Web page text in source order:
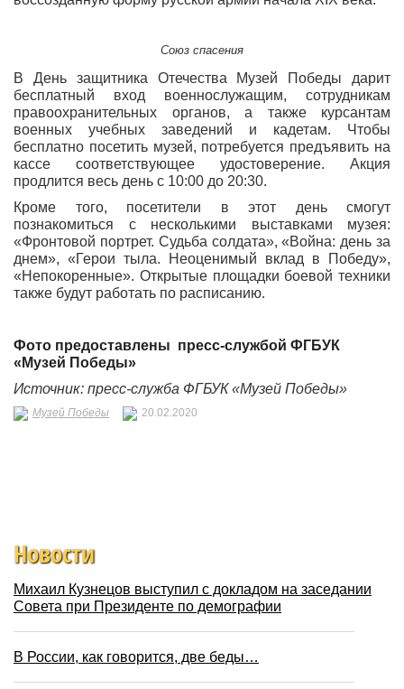
Союз спасения
В День защитника Отечества Музей Победы дарит
бесплатный вход военнослужащим, сотрудникам
правоохранительных органов, а также курсантам
военных учебных заведений и кадетам. Чтобы
бесплатно посетить музей, потребуется предъявить на
кассе соответствующее удостоверение. Акция
продлится весь день с 10:00 до 20:30.
Кроме того, посетители в этот день смогут
познакомиться с несколькими выставками музея:
«Фронтовой портрет. Судьба солдата», «Война: день за
днем», «Герои тыла. Неоценимый вклад в Победу»,
«Непокоренные». Открытые площадки боевой техники
также будут работать по расписанию.
Фото предоставлены пресс-службой ФГБУК
«Музей Победы»
Источник: пресс-служба ФГБУК «Музей Победы»
Музей Победы 20.02.2020
Новости
Михаил Кузнецов выступил с докладом на заседании
Совета при Президенте по демографии
В России, как говорится, две беды…